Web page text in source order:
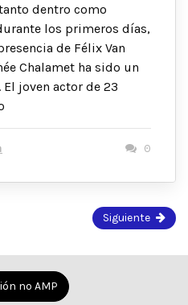
dentro como
los primeros días,
de Félix Van
Chalamet ha sido un
joven actor de 23
0
Siguiente
no AMP